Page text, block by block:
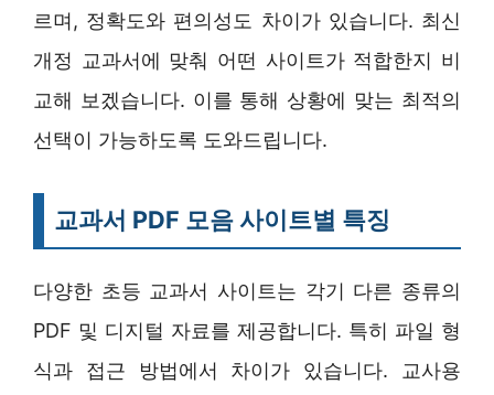
르며, 정확도와 편의성도 차이가 있습니다. 최신
개정 교과서에 맞춰 어떤 사이트가 적합한지 비
교해 보겠습니다. 이를 통해 상황에 맞는 최적의
선택이 가능하도록 도와드립니다.
교과서 PDF 모음 사이트별 특징
다양한 초등 교과서 사이트는 각기 다른 종류의
PDF 및 디지털 자료를 제공합니다. 특히 파일 형
식과 접근 방법에서 차이가 있습니다. 교사용